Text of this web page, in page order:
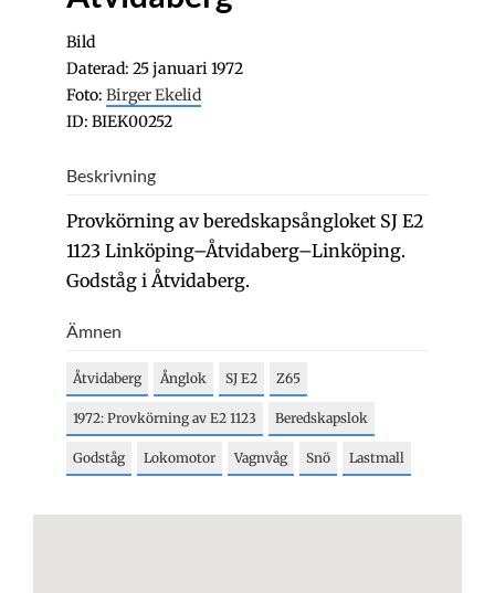
Bild
Daterad: 25 januari 1972
Foto: Birger Ekelid
ID: BIEK00252
Beskrivning
Provkörning av beredskapsångloket SJ E2
1123 Linköping–Åtvidaberg–Linköping.
Godståg i Åtvidaberg.
Ämnen
Åtvidaberg Ånglok SJ E2 Z65
1972: Provkörning av E2 1123 Beredskapslok
Godståg Lokomotor Vagnvåg Snö Lastmall